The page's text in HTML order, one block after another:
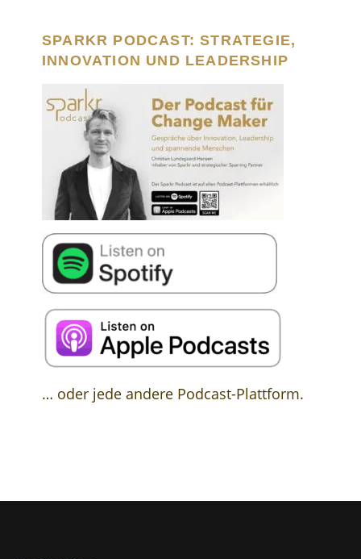
SPARKR PODCAST: STRATEGIE,
INNOVATION UND LEADERSHIP
… oder jede andere Podcast-Plattform.